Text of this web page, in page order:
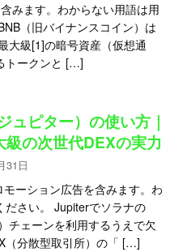
みます。わからない用語は用
（旧バイナンスコイン）は
大級[1]の暗号資産（仮想通
トークンと […]
ュピター）の使い方｜
級の次世代DEXの実力
31日
ーション広告を含みます。わ
ださい。 Jupiterでソラナの
チェーンを利用するうえで欠
（分散型取引所）の「 […]